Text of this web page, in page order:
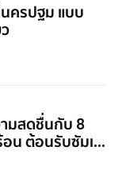
ครปฐม แบบ
มสดชื่นกับ 8
น ต้อนรับซัมเ...